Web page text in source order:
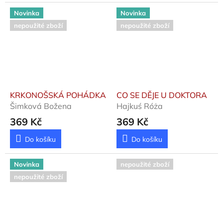
Novinka
nepoužité zboží
KRKONOŠSKÁ POHÁDKA
Šimková Božena
369 Kč
Do košíku
Novinka
nepoužité zboží
CO SE DĚJE U DOKTORA
Hajkuś Róża
369 Kč
Do košíku
Novinka
nepoužité zboží
nepoužité zboží